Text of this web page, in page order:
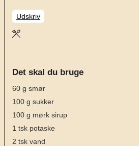
Udskriv
Det skal du bruge
60 g smør
100 g sukker
100 g mørk sirup
1 tsk potaske
2 tsk vand